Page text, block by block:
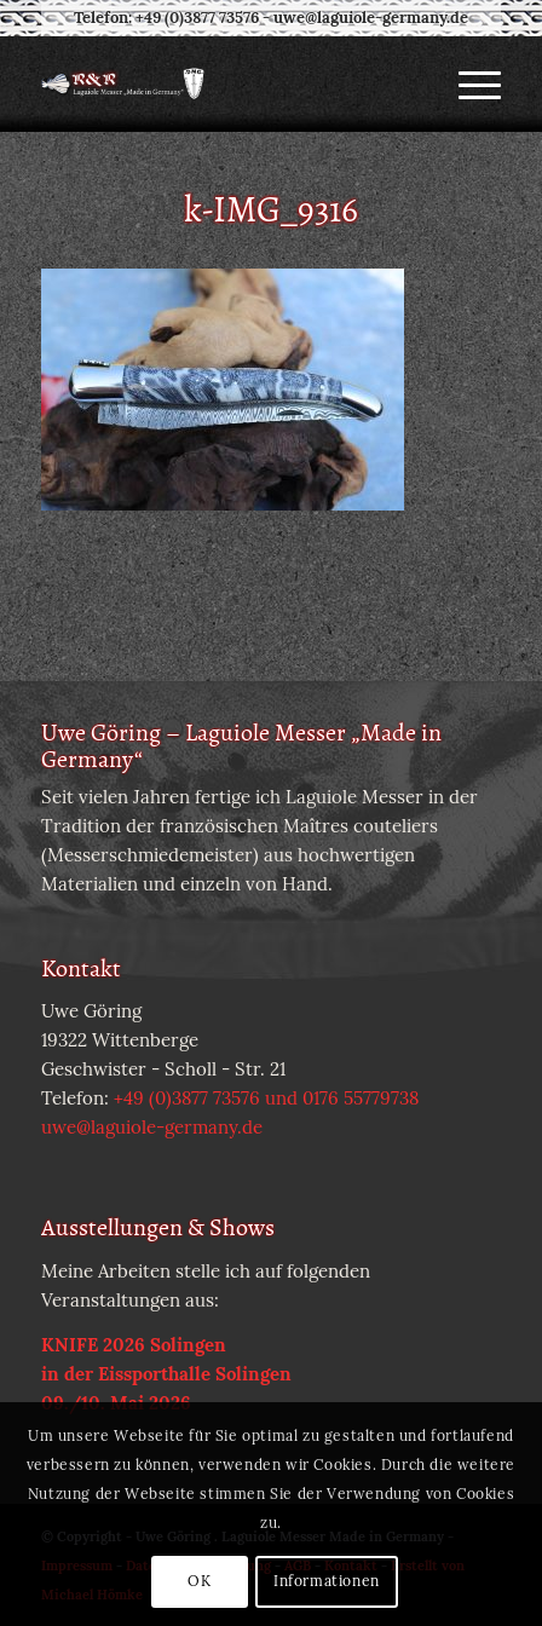
Telefon: +49 (0)3877 73576-uwe@laguiole-germany.de
k-IMG_9316
Uwe Göring – Laguiole Messer „Made in
Germany“
Seit vielen Jahren fertige ich Laguiole Messer in der
Tradition der französischen Maîtres couteliers
(Messerschmiedemeister) aus hochwertigen
Materialien und einzeln von Hand.
Kontakt
Uwe Göring
19322 Wittenberge
Geschwister - Scholl - Str. 21
Telefon: +49 (0)3877 73576 und 0176 55779738
uwe@laguiole-germany.de
Ausstellungen & Shows
Meine Arbeiten stelle ich auf folgenden
Veranstaltungen aus:
KNIFE 2026 Solingen
in der Eissporthalle Solingen
09./10. Mai 2026
© Copyright - Uwe Göring . Laguiole Messer Made in Germany -
Impressum- Datenschutzerklärung- AGB- Kontakt
Erstellt von
Michael Hömke
Um unsere Webseite für Sie optimal zu gestalten und fortlaufend
verbessern zu können, verwenden wir Cookies. Durch die weitere
Nutzung der Webseite stimmen Sie der Verwendung von Cookies
zu.
OK Informationen